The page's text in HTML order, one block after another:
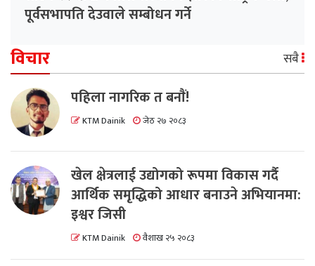
पूर्वसभापति देउवाले सम्बोधन गर्ने
विचार सबै
पहिला नागरिक त बनाैं!
KTM Dainik जेठ २७ २०८३
खेल क्षेत्रलाई उद्योगको रूपमा विकास गर्दै
आर्थिक समृद्धिको आधार बनाउने अभियानमा:
इश्वर जिसी
KTM Dainik वैशाख २५ २०८३